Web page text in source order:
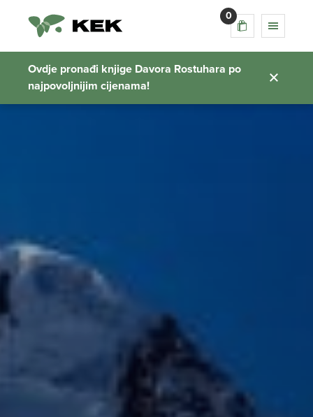
0
Ovdje pronađi knjige Davora Rostuhara po
najpovoljnijim cijenama!